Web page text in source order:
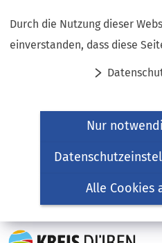
Durch die Nutzung dieser
einverstanden, dass diese
Nur
Alle Cookies
Inhalt anspringen